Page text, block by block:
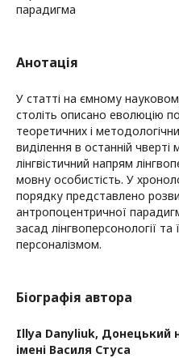
парадигма
Анотація
У статті на ємному
століть описано еволюцію
теоретичних і
виділення в останній
лінгвістичний напрям
мовну особистість. У
порядку представлено
антропоцентричної
засад лінгвоперсонології та
персоналізмом.
Біографія автора
Illya Danyliuk, Донецький
імені Василя Стуса